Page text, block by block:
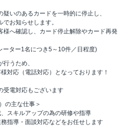
いのあるカードを一時的に停止し、
お知らせします。
様へ確認し、カード停止解除やカード再発
ーター1名につき5～10件／日程度)
うため、
対応（電話対応）となっております！
受電対応もございます
の主な仕事＞
スキルアップの為の研修や指導
指導・面談対応などをお任せします